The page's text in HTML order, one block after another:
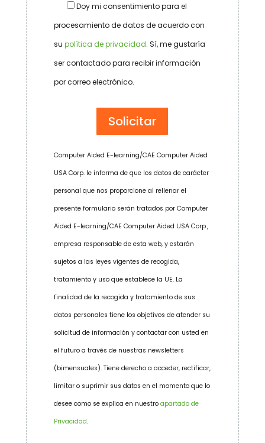
Doy mi consentimiento para el
procesamiento de datos de acuerdo con
su política de privacidad. Sí, me gustaría
ser contactado para recibir información
por correo electrónico.
Computer Aided E-learning/CAE Computer Aided
USA Corp. le informa de que los datos de carácter
personal que nos proporcione al rellenar el
presente formulario serán tratados por Computer
Aided E-learning/CAE Computer Aided USA Corp.,
empresa responsable de esta web, y estarán
sujetos a las leyes vigentes de recogida,
tratamiento y uso que establece la UE. La
finalidad de la recogida y tratamiento de sus
datos personales tiene los objetivos de atender su
solicitud de información y contactar con usted en
el futuro a través de nuestras newsletters
(bimensuales). Tiene derecho a acceder, rectificar,
limitar o suprimir sus datos en el momento que lo
desee como se explica en nuestro apartado de
Privacidad.